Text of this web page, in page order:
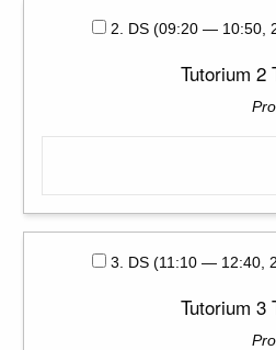
2. DS (09:20 — 10:50,
Tutorium 2
3. DS (11:10 — 12:40,
Tutorium 3